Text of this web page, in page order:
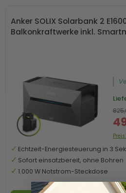
Anker SOLIX Solarbank 2
Balkonkraftwerke inkl.
Echtzeit-Energiesteuerung in 3
Sofort einsatzbereit, ohne Bohren
1.000 W Notstrom-Steckdose